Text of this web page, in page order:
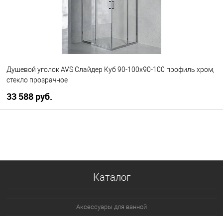
Душевой уголок AVS Слайдер Куб 90-100x90-100 профиль хром,
стекло прозрачное
33 588 руб.
Каталог
Аксессуары для ванной